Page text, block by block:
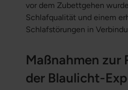
vor dem Zubettgehen
Schlafqualität und einem
Schlafstörungen in
Maßnahmen zur
der Blaulicht-